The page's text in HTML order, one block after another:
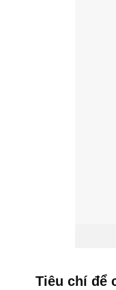
Tiêu chí để